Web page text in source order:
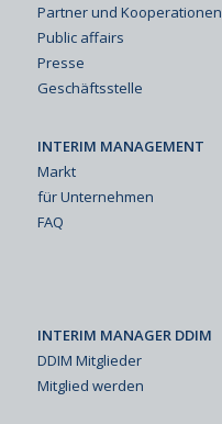
Partner und Kooperationen
Public affairs
Presse
Geschäftsstelle
INTERIM MANAGEMENT
Markt
für Unternehmen
FAQ
INTERIM MANAGER DDIM
DDIM Mitglieder
Mitglied werden